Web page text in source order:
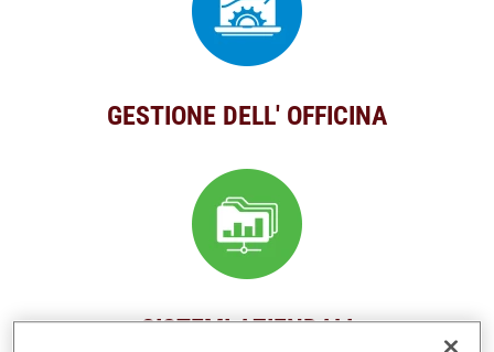
GESTIONE DELL' OFFICINA
SISTEMI AZIENDALI